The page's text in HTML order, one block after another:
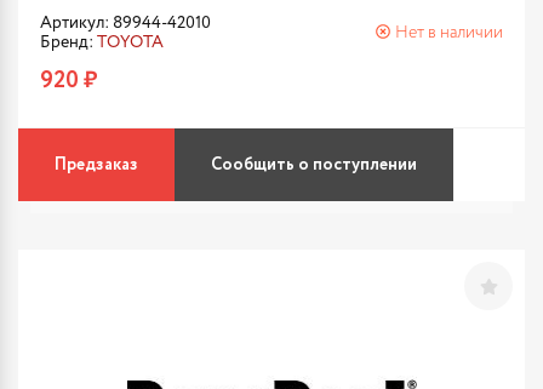
Артикул: 89944-42010
Бренд: TOYOTA
Нет в наличии
920 ₽
Предзаказ Сообщить о поступлении